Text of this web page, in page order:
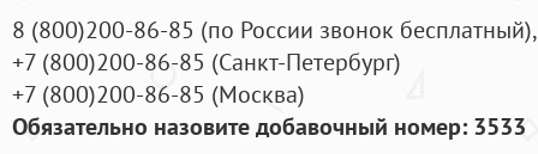
8 (800)200-86-85 (по России звонок бесплатный),
+7 (800)200-86-85 (Санкт-Петербург)
+7 (800)200-86-85 (Москва)
Обязательно назовите добавочный номер: 3533